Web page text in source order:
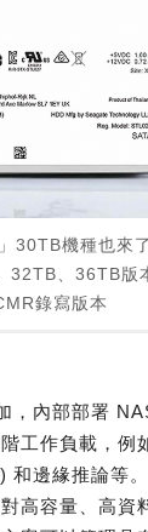
30TB機種也來
、36TB版
錄寫版本
，內部部署
工作負載，例
和邊緣推論等
高容量、高資